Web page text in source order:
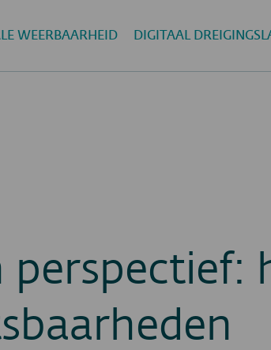
WEERBAARHEID DIGITAAL
perspectief: